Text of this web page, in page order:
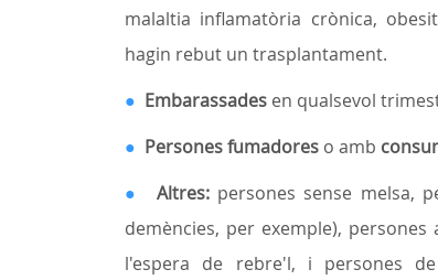
malaltia inflamatòria crònica,
hagin rebut un trasplantament.
● Embarassades en qualsevol
● Personesfumadores o amb
● Altres: persones sense melsa,
demències, per exemple),
l'espera de rebre'l, i persones